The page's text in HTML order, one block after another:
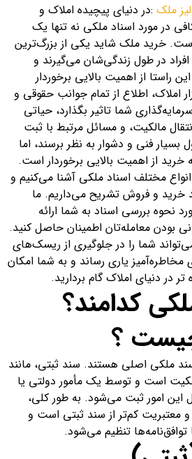
ملک :در دنیای پیچیده املاک و
در مورد اسناد ملکی نه تنها یک
خرید ملک شاید یکی از بزرگ‌ترین
در طول زندگی‌شان می‌گیرند و
راستا از اهمیت بالایی برخوردار
املاک، اطلاع از تمام جوانب حقوقی و
شما تاثیر بگذارد، حیاتی
مالکیت، و مسائل مرتبط با ثبت
بسیار فنی و دشوار به نظر برسند، اما
از اهمیت بالایی برخوردار است.
انواع مختلف اسناد ملکی آشنا می‌کنیم و
خرید و فروش تشریح می‌داریم. ما
نحوه بررسی اسناد به شما ارائه
بودن معامله‌تان اطمینان حاصل کنید.
شما را در جلوگیری از ریسک‌های
مخاطره‌آمیز یاری رساند و به شما امکان
در دنیای املاک گام بردارید.
کدامند؟
؟
ملکی اصلی هستند. سند ثبتی، مانند
است و توسط یک مأمور دولتی یا
این امور ثبت می‌شود. به طور کلی،
و معتبریت کم‌تر از سند ثبتی است و
تنظیم می‌شود.